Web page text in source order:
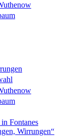
Fontanes
Wirrungen“